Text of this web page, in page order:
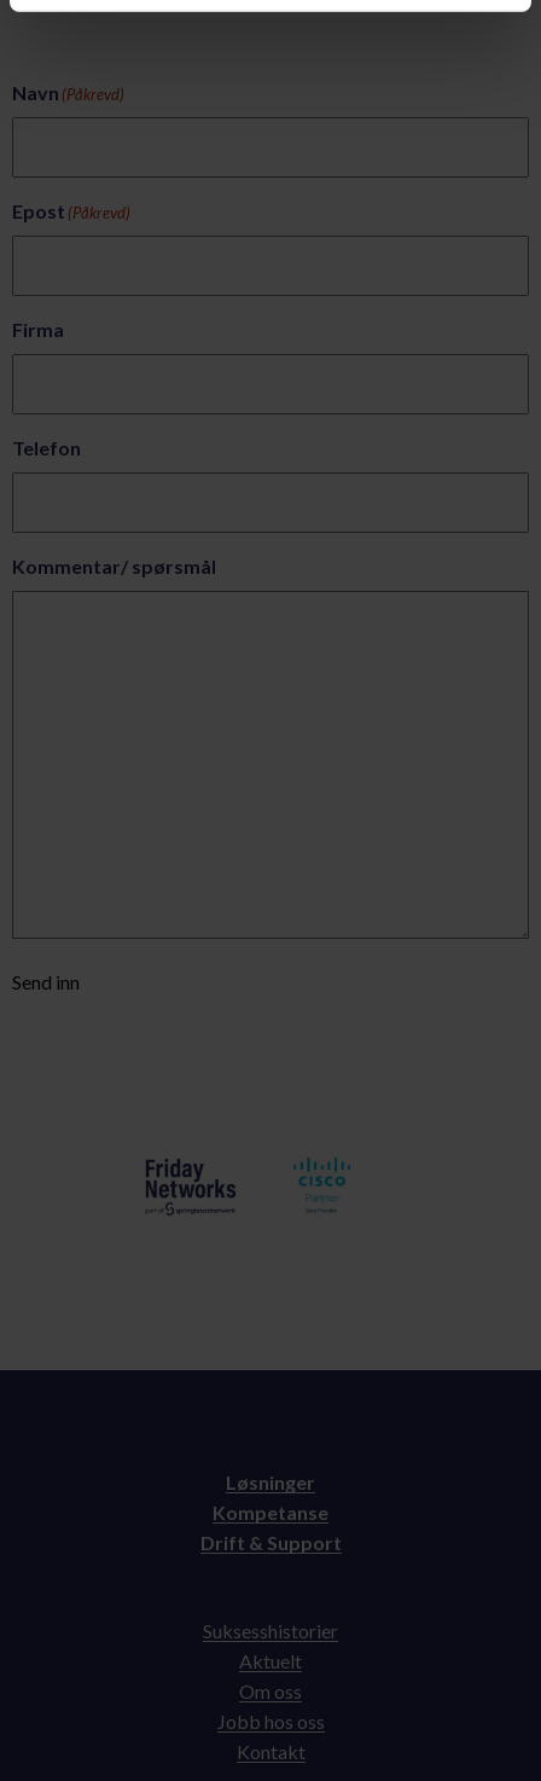
Navn (Påkrevd)
Epost (Påkrevd)
Firma
Telefon
Kommentar/ spørsmål
Send inn
Løsninger
Kompetanse
Drift & Support
Suksesshistorier
Aktuelt
Om oss
Jobb hos oss
Kontakt